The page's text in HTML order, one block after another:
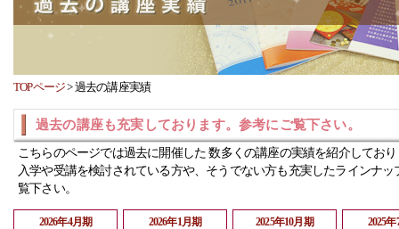
TOPページ>過去の講座実績
過去の講座も充実しております。参考にご覧下さい。
こちらのページでは過去に開催した 数多くの講座の実績を紹介してお
入学や受講を検討されている方や、そうでない方も充実したラインナッ
覧下さい。
2026年4月期 2026年1月期 2025年10月期 2025